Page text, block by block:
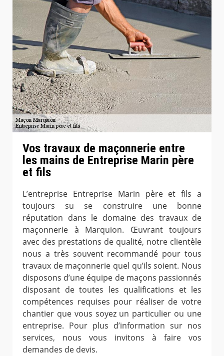
Vos travaux de maçonnerie entre
les mains de Entreprise Marin père
et fils
L’entreprise Entreprise Marin père et fils a
toujours su se construire une bonne
réputation dans le domaine des travaux de
maçonnerie à Marquion. Œuvrant toujours
avec des prestations de qualité, notre clientèle
nous a très souvent recommandé pour tous
travaux de maçonnerie quel qu’ils soient. Nous
disposons d’une équipe de maçons passionnés
disposant de toutes les qualifications et les
compétences requises pour réaliser de votre
chantier que vous soyez un particulier ou une
entreprise. Pour plus d’information sur nos
services, nous vous invitons à faire vos
demandes de devis.